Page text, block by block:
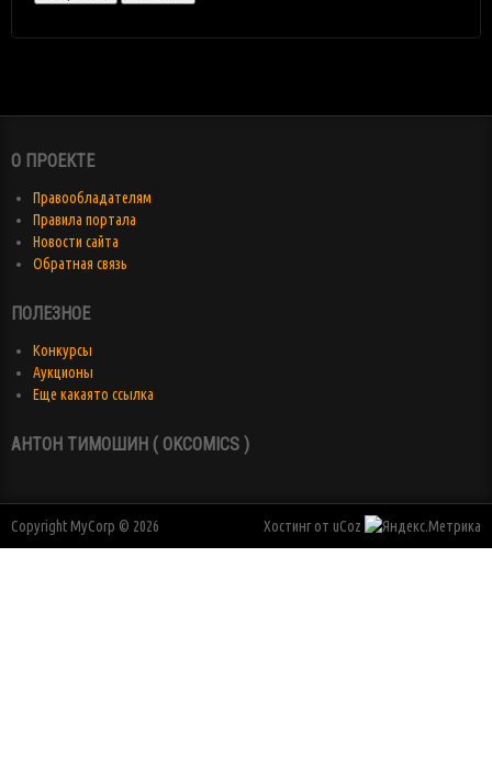
О ПРОЕКТЕ
Правообладателям
Правила портала
Новости сайта
Обратная связь
ПОЛЕЗНОЕ
Конкурсы
Аукционы
Еще какаято ссылка
АНТОН ТИМОШИН ( OKCOMICS )
Хостинг от uCoz
Copyright MyCorp © 2026